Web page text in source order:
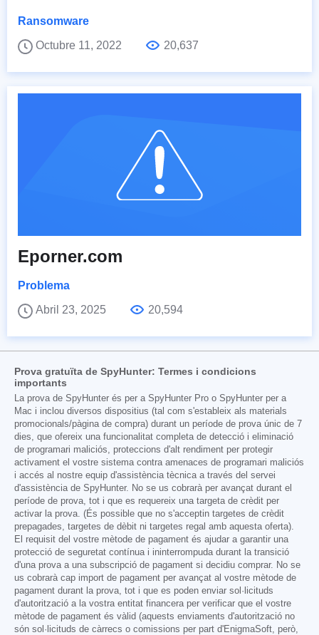
Ransomware
Octubre 11, 2022
20,637
Eporner.com
Problema
Abril 23, 2025
20,594
Prova gratuïta de SpyHunter: Termes i condicions
importants
La prova de SpyHunter és per a SpyHunter Pro o SpyHunter per a
Mac i inclou diversos dispositius (tal com s'estableix als materials
promocionals/pàgina de compra) durant un període de prova únic de 7
dies, que ofereix una funcionalitat completa de detecció i eliminació
de programari maliciós, proteccions d'alt rendiment per protegir
activament el vostre sistema contra amenaces de programari maliciós
i accés al nostre equip d'assistència tècnica a través del servei
d'assistència de SpyHunter. No se us cobrarà per avançat durant el
període de prova, tot i que es requereix una targeta de crèdit per
activar la prova. (És possible que no s'acceptin targetes de crèdit
prepagades, targetes de dèbit ni targetes regal amb aquesta oferta).
El requisit del vostre mètode de pagament és ajudar a garantir una
protecció de seguretat contínua i ininterrompuda durant la transició
d'una prova a una subscripció de pagament si decidiu comprar. No se
us cobrarà cap import de pagament per avançat al vostre mètode de
pagament durant la prova, tot i que es poden enviar sol·licituds
d'autorització a la vostra entitat financera per verificar que el vostre
mètode de pagament és vàlid (aquests enviaments d'autorització no
són sol·licituds de càrrecs o comissions per part d'EnigmaSoft, però,